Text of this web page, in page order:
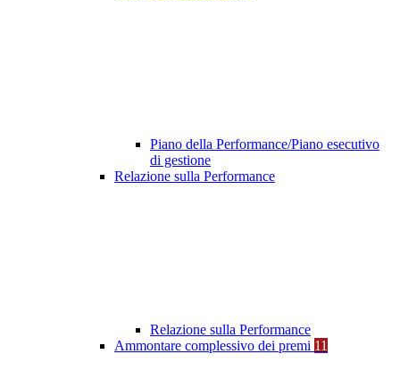
Piano della Performance/Piano esecutivo
di gestione
Relazione sulla Performance
Relazione sulla Performance
Ammontare complessivo dei premi 11